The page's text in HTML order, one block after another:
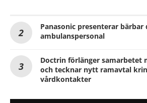
Panasonic presenterar
ambulanspersonal
Doctrin förlänger samarbetet
och tecknar nytt ramavtal
vårdkontakter